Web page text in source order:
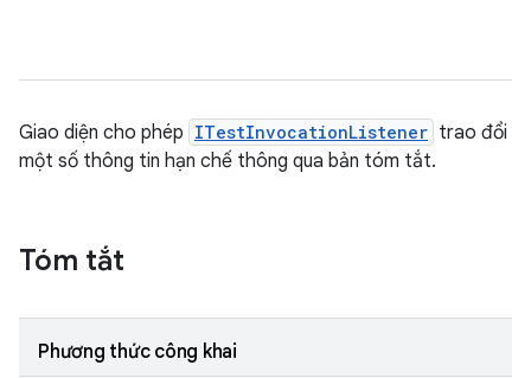
Giao diện cho phép ITestInvocationListener trao đổi
một số thông tin hạn chế thông qua bản tóm tắt.
Tóm tắt
Phương thức công khai